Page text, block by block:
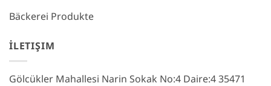
Bäckerei Produkte
İLETIŞIM
Gölcükler Mahallesi Narin Sokak No:4 Daire:4 35471